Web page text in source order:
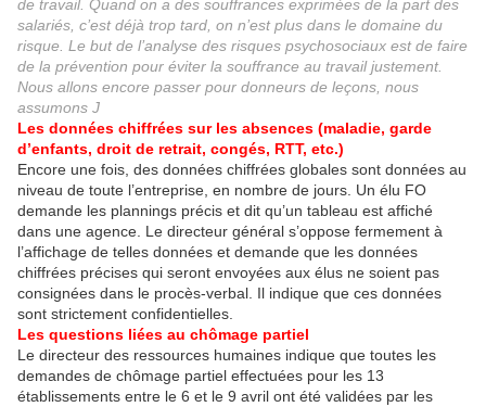
de travail. Quand on a des souffrances exprimées de la part des
salariés, c’est déjà trop tard, on n’est plus dans le domaine du
risque. Le but de l’analyse des risques psychosociaux est de faire
de la prévention pour éviter la souffrance au travail justement.
Nous allons encore passer pour donneurs de leçons, nous
assumons J
Les données chiffrées sur les absences (maladie, garde
d’enfants, droit de retrait, congés, RTT, etc.)
Encore une fois, des données chiffrées globales sont données au
niveau de toute l’entreprise, en nombre de jours. Un élu FO
demande les plannings précis et dit qu’un tableau est affiché
dans une agence. Le directeur général s’oppose fermement à
l’affichage de telles données et demande que les données
chiffrées précises qui seront envoyées aux élus ne soient pas
consignées dans le procès-verbal. Il indique que ces données
sont strictement confidentielles.
Les questions liées au chômage partiel
Le directeur des ressources humaines indique que toutes les
demandes de chômage partiel effectuées pour les 13
établissements entre le 6 et le 9 avril ont été validées par les